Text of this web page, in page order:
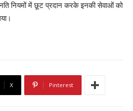
नियमों में छूट प्रदान करके इनकी सेवाओं को
X Pinterest